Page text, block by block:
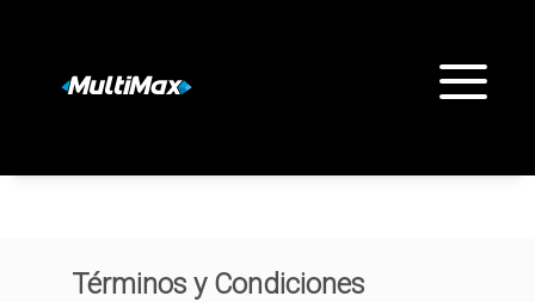
Términos y Condiciones